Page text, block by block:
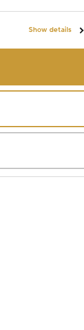
Show details